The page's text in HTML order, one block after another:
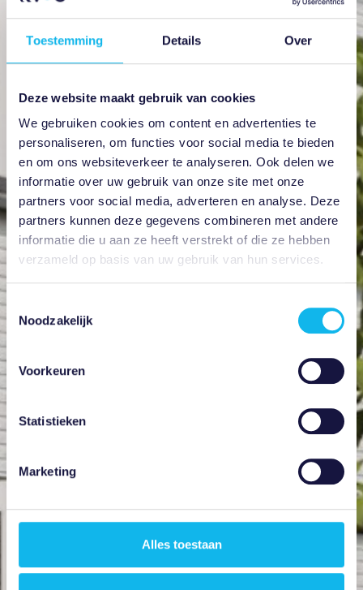
Toestemming Details Over
Deze website maakt gebruik van cookies
We gebruiken cookies om content en advertenties te
personaliseren, om functies voor social media te bieden
en om ons websiteverkeer te analyseren. Ook delen we
informatie over uw gebruik van onze site met onze
partners voor social media, adverteren en analyse. Deze
partners kunnen deze gegevens combineren met andere
informatie die u aan ze heeft verstrekt of die ze hebben
verzameld op basis van uw gebruik van hun services.
Toestemmingsselectie
Noodzakelijk
Voorkeuren
Statistieken
Marketing
Alles toestaan